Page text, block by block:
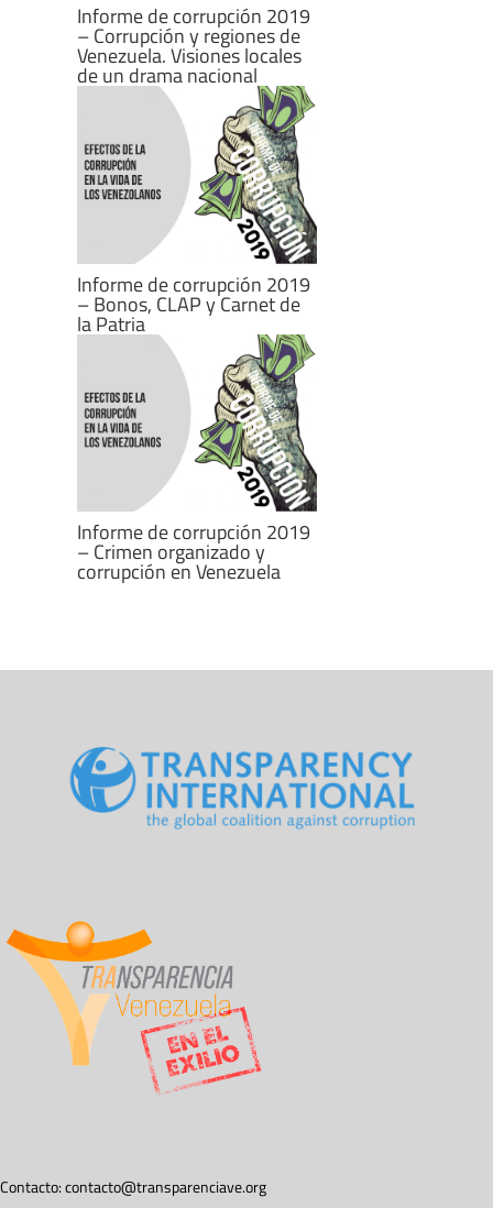
Informe de corrupción 2019
– Corrupción y regiones de
Venezuela. Visiones locales
de un drama nacional
Informe de corrupción 2019
– Bonos, CLAP y Carnet de
la Patria
Informe de corrupción 2019
– Crimen organizado y
corrupción en Venezuela
Contacto:contacto@transparenciave.org